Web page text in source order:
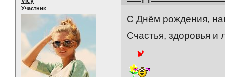
Участник
С Днём рождения,
Счастья, здоровья и